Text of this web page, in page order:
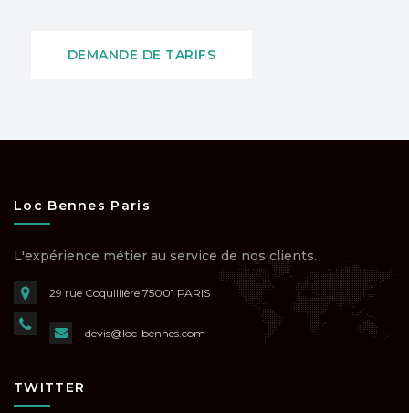
DEMANDE DE TARIFS
Loc Bennes Paris
L'expérience métier au service de nos clients.
29 rue Coquillière 75001 PARIS
devis@loc-bennes.com
TWITTER